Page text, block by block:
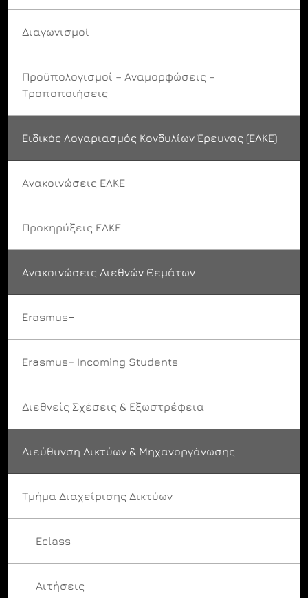
Διαγωνισμοί
Προϋπολογισμοί – Αναμορφώσεις –
Τροποποιήσεις
Ειδικός Λογαριασμός Κονδυλίων Έρευνας (ΕΛΚΕ)
Ανακοινώσεις ΕΛΚΕ
Προκηρύξεις ΕΛΚΕ
Ανακοινώσεις Διεθνών Θεμάτων
Erasmus+
Erasmus+ Incoming Students
Διεθνείς Σχέσεις & Εξωστρέφεια
Διεύθυνση Δικτύων & Μηχανοργάνωσης
Τμήμα Διαχείρισης Δικτύων
Eclass
Αιτήσεις